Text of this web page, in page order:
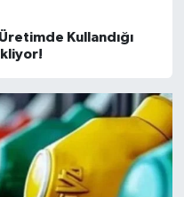
Kullandığı